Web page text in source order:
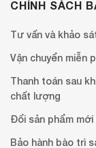
CHÍNH SÁCH
Tư vấn và khảo
Vận chuyển miễn
Thanh toán sau
chất lượng
Đổi sản phẩm
Bảo hành bào trì